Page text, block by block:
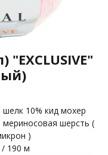
"EXCLUSIVE"
шелк 10% кид мохер
мериносовая шерсть (
)
/ 190 м